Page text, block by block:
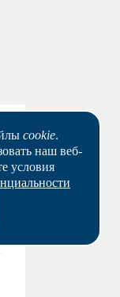
cookie.
наш веб-
условия